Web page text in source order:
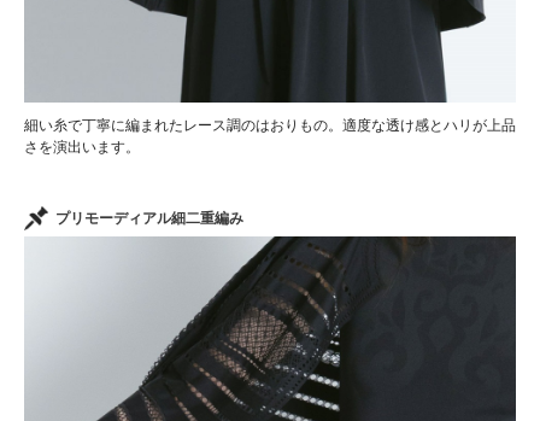
細い糸で丁寧に編まれたレース調のはおりもの。適度な透け感とハリが上品
さを演出います。
プリモーディアル細二重編み